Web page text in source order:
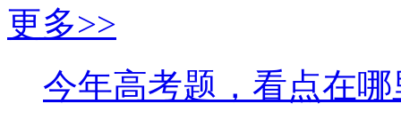
更多>>
今年高考题，看点在哪